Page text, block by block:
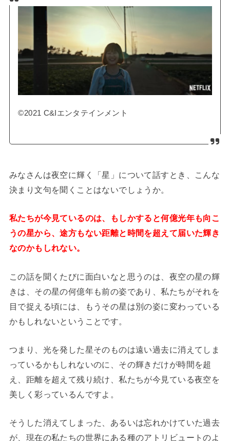
©2021 C&Iエンタテインメント
みなさんは夜空に輝く「星」について話すとき、こんな
決まり文句を聞くことはないでしょうか。
私たちが今見ているのは、もしかすると何億光年も向こ
うの星から、途方もない距離と時間を超えて届いた輝き
なのかもしれない。
この話を聞くたびに面白いなと思うのは、夜空の星の輝
きは、その星の何億年も前の姿であり、私たちがそれを
目で捉える頃には、もうその星は別の姿に変わっている
かもしれないということです。
つまり、光を発した星そのものは遠い過去に消えてしま
っているかもしれないのに、その輝きだけが時間を超
え、距離を超えて残り続け、私たちが今見ている夜空を
美しく彩っているんですよ。
そうした消えてしまった、あるいは忘れかけていた過去
が、現在の私たちの世界にある種のアトリビュートのよ